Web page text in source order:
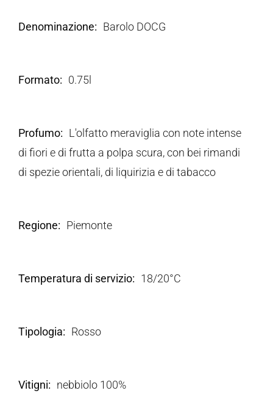
Denominazione Barolo DOCG
Formato 0.75l
Profumo
L'olfatto meraviglia con note intense
di fiori e di frutta a polpa scura, con bei rimandi
di spezie orientali, di liquirizia e di tabacco
Regione Piemonte
Temperatura di servizio 18/20°C
Tipologia Rosso
Vitigni nebbiolo 100%